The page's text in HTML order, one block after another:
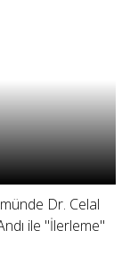
Dr. Celal
ile "İlerleme"